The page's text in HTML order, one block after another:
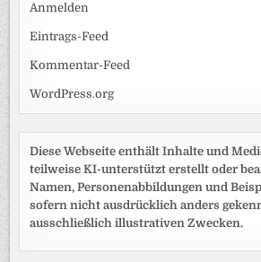
Anmelden
Eintrags-Feed
Kommentar-Feed
WordPress.org
Diese Webseite enthält Inhalte und
teilweise KI-unterstützt erstellt oder
Namen, Personenabbildungen und
sofern nicht ausdrücklich anders
ausschließlich illustrativen Zwecken.